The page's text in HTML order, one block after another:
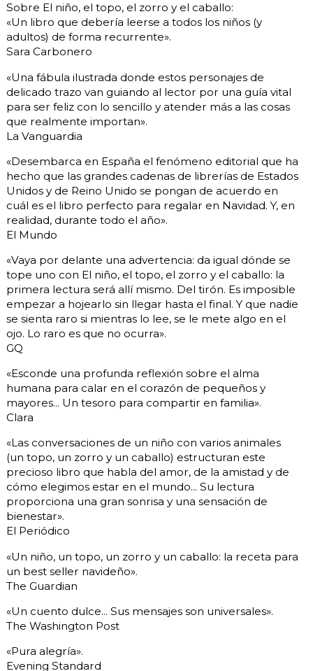
Sobre El niño, el topo, el zorro y el caballo:
«Un libro que debería leerse a todos los niños (y
adultos) de forma recurrente».
Sara Carbonero
«Una fábula ilustrada donde estos personajes de
delicado trazo van guiando al lector por una guía vital
para ser feliz con lo sencillo y atender más a las cosas
que realmente importan».
La Vanguardia
«Desembarca en España el fenómeno editorial que ha
hecho que las grandes cadenas de librerías de Estados
Unidos y de Reino Unido se pongan de acuerdo en
cuál es el libro perfecto para regalar en Navidad. Y, en
realidad, durante todo el año».
El Mundo
«Vaya por delante una advertencia: da igual dónde se
tope uno con El niño, el topo, el zorro y el caballo: la
primera lectura será allí mismo. Del tirón. Es imposible
empezar a hojearlo sin llegar hasta el final. Y que nadie
se sienta raro si mientras lo lee, se le mete algo en el
ojo. Lo raro es que no ocurra».
GQ
«Esconde una profunda reflexión sobre el alma
humana para calar en el corazón de pequeños y
mayores... Un tesoro para compartir en familia».
Clara
«Las conversaciones de un niño con varios animales
(un topo, un zorro y un caballo) estructuran este
precioso libro que habla del amor, de la amistad y de
cómo elegimos estar en el mundo... Su lectura
proporciona una gran sonrisa y una sensación de
bienestar».
El Periódico
«Un niño, un topo, un zorro y un caballo: la receta para
un best seller navideño».
The Guardian
«Un cuento dulce... Sus mensajes son universales».
The Washington Post
«Pura alegría».
Evening Standard